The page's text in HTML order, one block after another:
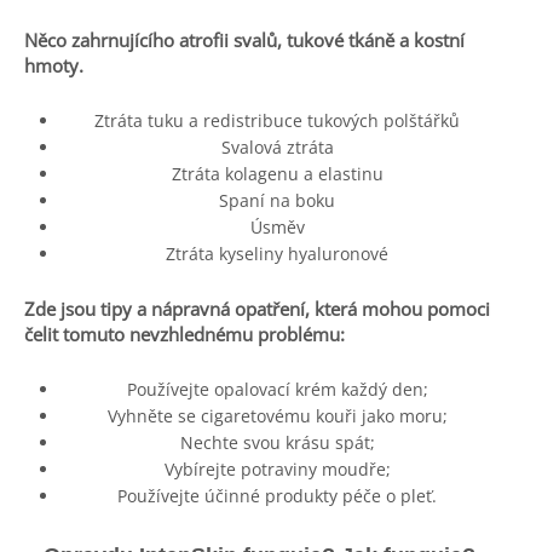
Něco zahrnujícího atrofii svalů, tukové tkáně a kostní
hmoty.
Ztráta tuku a redistribuce tukových polštářků
Svalová ztráta
Ztráta kolagenu a elastinu
Spaní na boku
Úsměv
Ztráta kyseliny hyaluronové
Zde jsou tipy a nápravná opatření, která mohou pomoci
čelit tomuto nevzhlednému problému:
Používejte opalovací krém každý den;
Vyhněte se cigaretovému kouři jako moru;
Nechte svou krásu spát;
Vybírejte potraviny moudře;
Používejte účinné produkty péče o pleť.